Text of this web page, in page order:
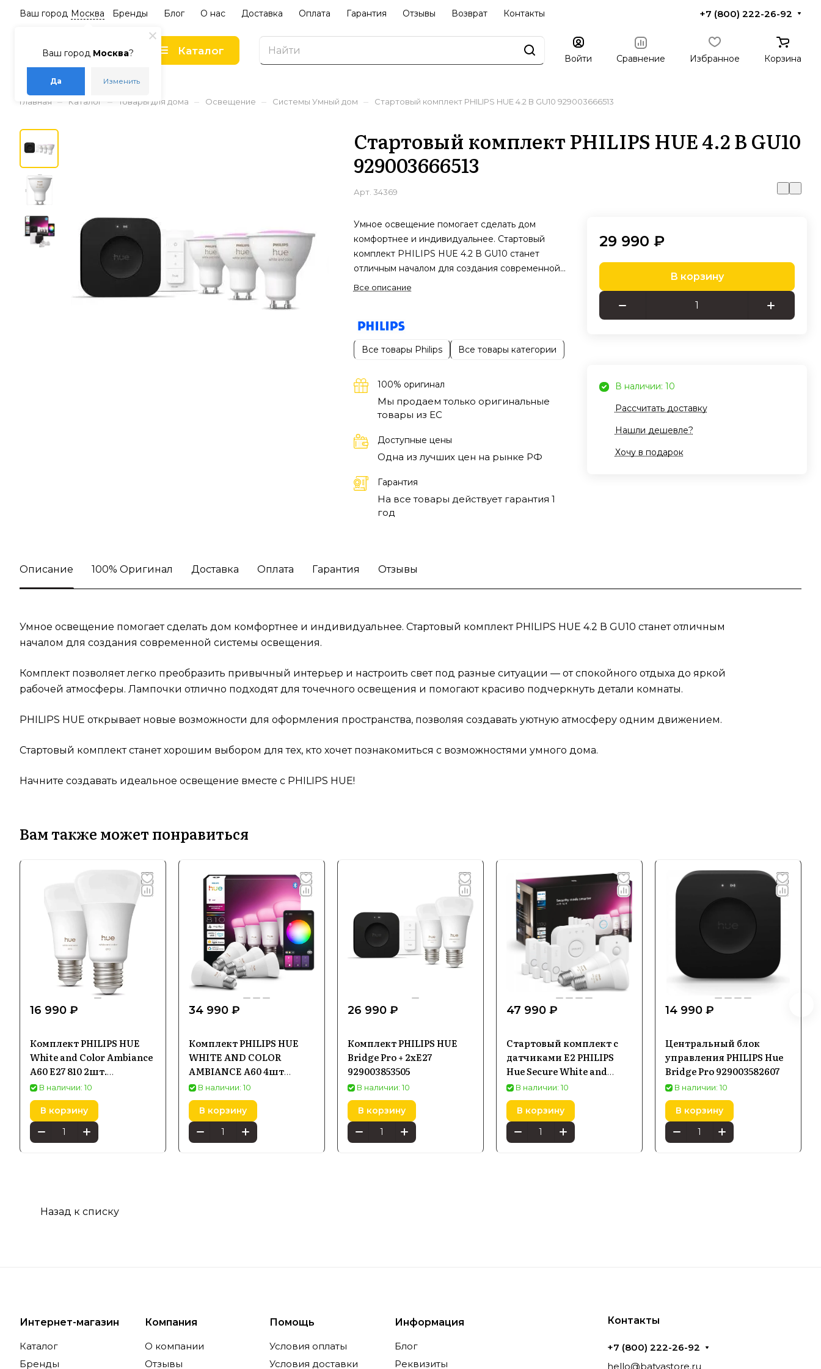
Ваш город Москва?
Да Изменить
Ваш город Москва Бренды Блог О нас Доставка Оплата Гарантия Отзывы Возврат Контакты +7 (800) 222-26-92
Каталог
Войти Сравнение Избранное Корзина
Главная – Каталог – Товары для дома – Освещение – Системы Умный дом – Стартовый комплект PHILIPS HUE 4.2 В GU10 929003666513
Стартовый комплект PHILIPS HUE 4.2 В GU10
929003666513
Арт. 34369
Умное освещение помогает сделать дом
комфортнее и индивидуальнее. Стартовый
комплект PHILIPS HUE 4.2 В GU10 станет
отличным началом для создания современной
системы освещения.
отдыха до яркой рабочей атмосферы.
Лампочки отлично подходят для точечного
освещения и помогают красиво подчеркнуть
возможности для оформления пространства,
позволяя создавать уютную атмосферу одним
движением. Стартовый комплект станет
познакомиться с возможностями умного дома.
Начните создавать идеальное освещение
вместе с PHILIPS HUE!
Все описание
Все товары Philips Все товары категории
100% оригинал
Мы продаем только оригинальные
товары из EC
Доступные цены
Одна из лучших цен на рынке РФ
Гарантия
На все товары действует гарантия 1
год
29 990 ₽
В корзину
В наличии: 10
Рассчитать доставку
Нашли дешевле?
Хочу в подарок
Описание 100% Оригинал Доставка Оплата Гарантия Отзывы
Умное освещение помогает сделать дом комфортнее и индивидуальнее. Стартовый комплект PHILIPS HUE 4.2 В GU10 станет отличным
началом для создания современной системы освещения.
Комплект позволяет легко преобразить привычный интерьер и настроить свет под разные ситуации — от спокойного отдыха до яркой
рабочей атмосферы. Лампочки отлично подходят для точечного освещения и помогают красиво подчеркнуть детали комнаты.
PHILIPS HUE открывает новые возможности для оформления пространства, позволяя создавать уютную атмосферу одним движением.
Стартовый комплект станет хорошим выбором для тех, кто хочет познакомиться с возможностями умного дома.
Начните создавать идеальное освещение вместе с PHILIPS HUE!
Вам также может понравиться
16 990 ₽
Комплект PHILIPS HUE
White and Color Ambiance
A60 E27 810 2шт.
929003853405
В наличии: 10
В корзину
34 990 ₽
Комплект PHILIPS HUE
WHITE AND COLOR
AMBIANCE A60 4шт
929003853407
В наличии: 10
В корзину
26 990 ₽
Комплект PHILIPS HUE
Bridge Pro + 2xE27
929003853505
В наличии: 10
В корзину
47 990 ₽
Стартовый комплект с
датчиками E2 PHILIPS
Hue Secure White and
Color Ambiance
929002468824
В наличии: 10
В корзину
14 990 ₽
Центральный блок
управления PHILIPS Hue
Bridge Pro 929003582607
В наличии: 10
В корзину
Назад к списку
Интернет-магазин
Каталог
Бренды
Компания
О компании
Отзывы
Помощь
Условия оплаты
Условия доставки
Информация
Блог
Реквизиты
Контакты
+7 (800) 222-26-92
hello@batyastore.ru